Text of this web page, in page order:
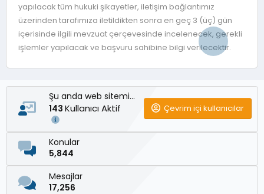
yapılacak tüm hukuki şikayetler, iletişim bağlantımız
üzerinden tarafımıza iletildikten sonra en geç 3 (üç) gün
içerisinde ilgili mevzuat çerçevesinde incelenecek, gerekli
işlemler yapılacak ve başvuru sahibine bilgi verilecektir.
Şu anda web sitemizde
143 Kullanıcı Aktif Çevrim içi kullanıcılar
Konular
5,844
Mesajlar
17,256